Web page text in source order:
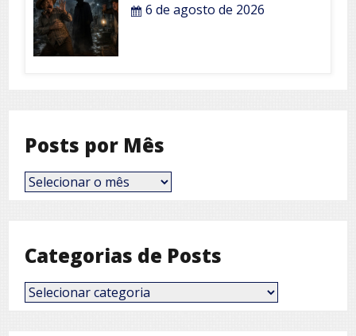
6 de agosto de 2026
Posts por Mês
Posts
por
Categorias de Posts
Categorias
de